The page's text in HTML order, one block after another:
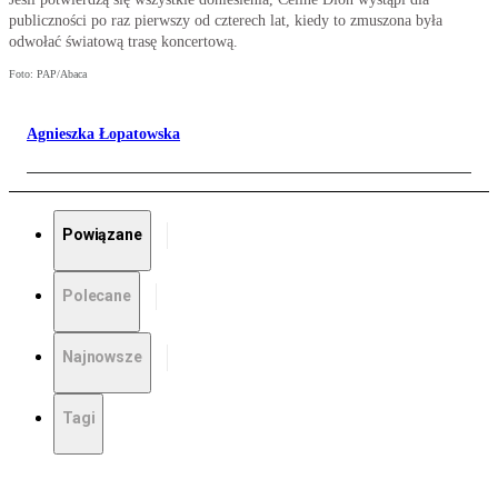
publiczności po raz pierwszy od czterech lat, kiedy to zmuszona była
odwołać światową trasę koncertową.
Foto: PAP/Abaca
Agnieszka Łopatowska
Powiązane
Polecane
Najnowsze
Tagi